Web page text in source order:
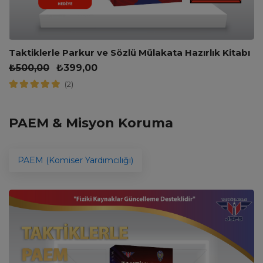
Taktiklerle Parkur ve Sözlü Mülakata Hazırlık Kitabı
₺500,00 ₺399,00
(2)
PAEM & Misyon Koruma
PAEM (Komiser Yardımcılığı)